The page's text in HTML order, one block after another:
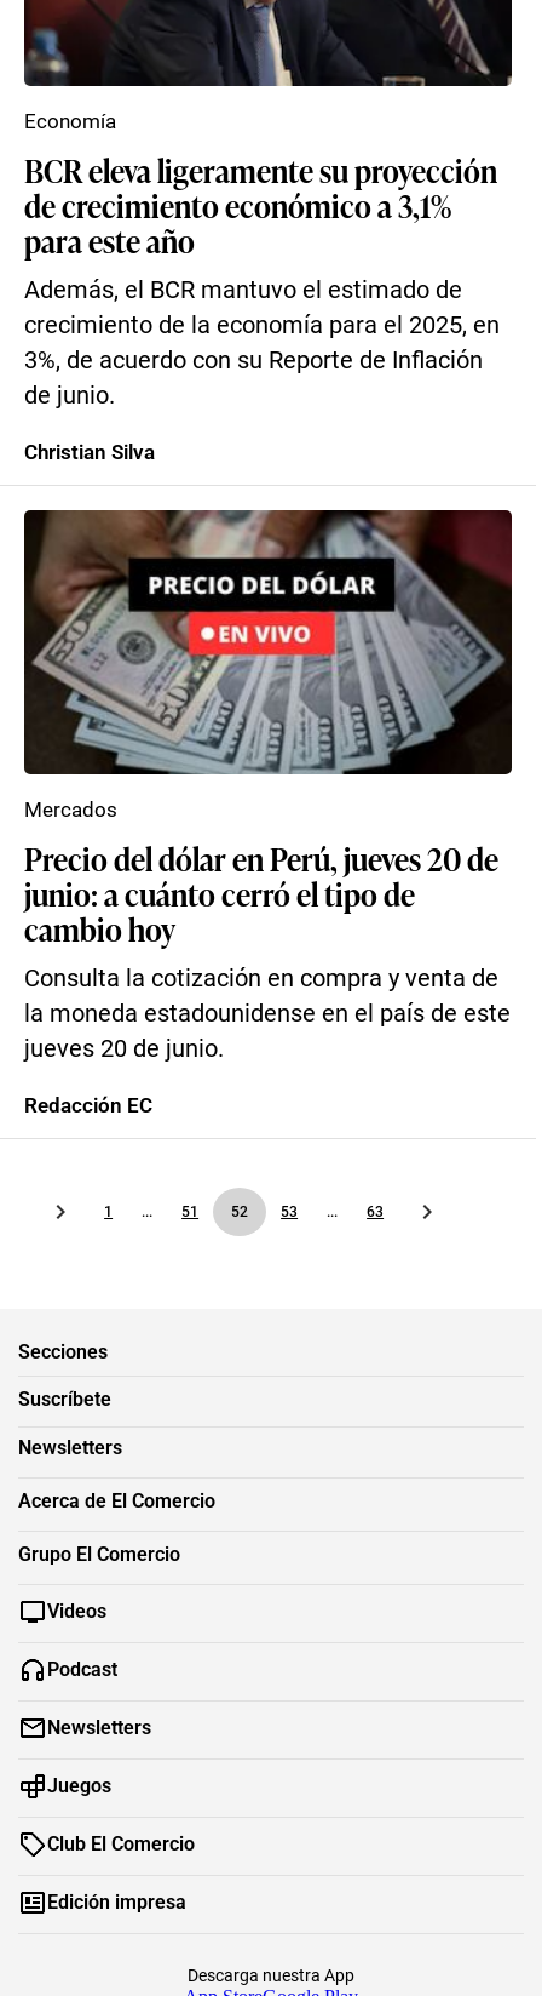
BCR eleva ligeramente su proyección
de crecimiento económico a 3,1%
para este año
Además, el BCR mantuvo el estimado de
crecimiento de la economía para el 2025, en
3%, de acuerdo con su Reporte de Inflación
de junio.
Economía
Christian Silva
Precio del dólar en Perú, jueves 20 de
junio: a cuánto cerró el tipo de
cambio hoy
Consulta la cotización en compra y venta de
la moneda estadounidense en el país de este
jueves 20 de junio.
Mercados
Redacción EC
1 ... 51 52 53 ... 63
Secciones
Suscríbete
Newsletters
Acerca de El Comercio
Grupo El Comercio
Videos
Podcast
Newsletters
Juegos
Club El Comercio
Edición impresa
Descarga nuestra App